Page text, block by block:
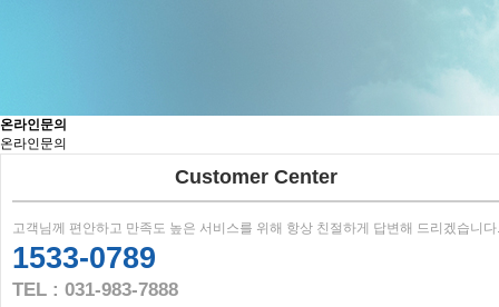
온라인문의
온라인문의
Customer Center
고객님께 편안하고 만족도 높은 서비스를 위해 항상 친절하게 답변해 드리겠습니다.
1533-0789
TEL : 031-983-7888